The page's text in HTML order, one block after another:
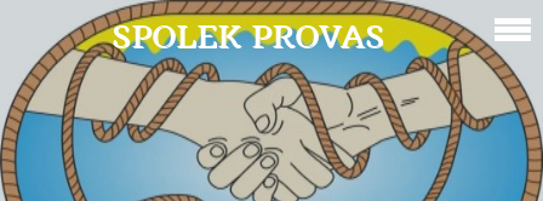
SPOLEK PROVAS